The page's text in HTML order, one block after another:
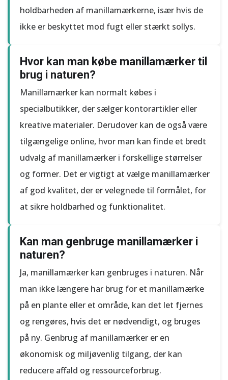
holdbarheden af manillamærkerne, især hvis de
ikke er beskyttet mod fugt eller stærkt sollys.
Hvor kan man købe manillamærker til
brug i naturen?
Manillamærker kan normalt købes i
specialbutikker, der sælger kontorartikler eller
kreative materialer. Derudover kan de også være
tilgængelige online, hvor man kan finde et bredt
udvalg af manillamærker i forskellige størrelser
og former. Det er vigtigt at vælge manillamærker
af god kvalitet, der er velegnede til formålet, for
at sikre holdbarhed og funktionalitet.
Kan man genbruge manillamærker i
naturen?
Ja, manillamærker kan genbruges i naturen. Når
man ikke længere har brug for et manillamærke
på en plante eller et område, kan det let fjernes
og rengøres, hvis det er nødvendigt, og bruges
på ny. Genbrug af manillamærker er en
økonomisk og miljøvenlig tilgang, der kan
reducere affald og ressourceforbrug.